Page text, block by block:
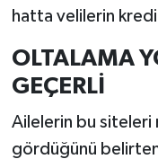
hatta velilerin
OLTALAMA
GEÇERLİ
Ailelerin bu siteleri
gördüğünü